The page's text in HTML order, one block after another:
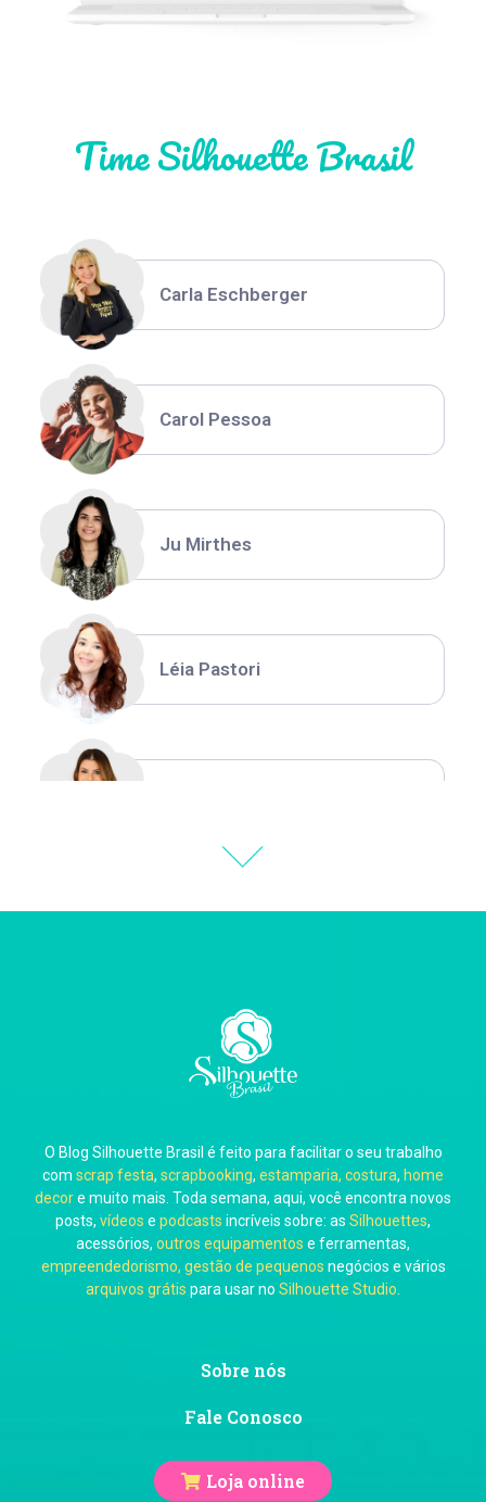
Time Silhouette Brasil
Thiara Ney
Carla Eschberger
Carol Pessoa
Ju Mirthes
Léia Pastori
Carla Eschberger
Carol Pessoa
Ju Mirthes
O Blog Silhouette Brasil é feito para facilitar o seu trabalho
com scrap festa, scrapbooking, estamparia, costura, home
decore muito mais. Toda semana, aqui, você encontra novos
posts, vídeos e podcasts incríveis sobre: as Silhouettes,
acessórios, outros equipamentos e ferramentas,
empreendedorismo, gestão de pequenos negócios e vários
arquivos grátis para usar no Silhouette Studio
Sobre nós
Fale Conosco
Loja online